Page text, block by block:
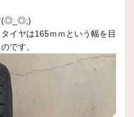
(◎_◎;)
イヤは165ｍｍという幅を目
です。